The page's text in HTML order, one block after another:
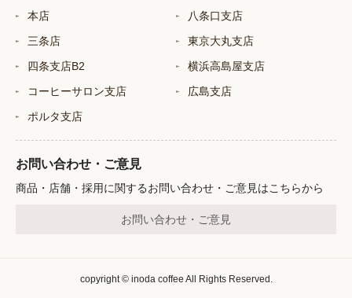
本店
三条店
四条支店B2
コーヒーサロン支店
ポルタ支店
八条口支店
東京大丸支店
横浜高島屋支店
広島支店
お問い合わせ・ご意見
商品・店舗・採用に関するお問い合わせ・ご意見はこちらから
お問い合わせ・ご意見
copyright © inoda coffee All Rights Reserved.